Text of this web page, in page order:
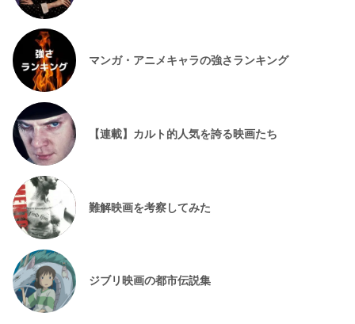
マンガ・アニメキャラの強さランキング
【連載】カルト的人気を誇る映画たち
難解映画を考察してみた
ジブリ映画の都市伝説集